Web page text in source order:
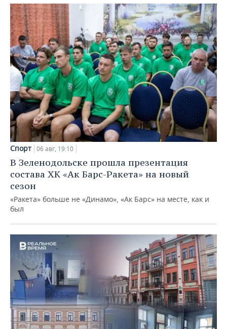
Спорт 06 авг, 19:10
В Зеленодольске прошла презентация
состава ХК «Ак Барс-Ракета» на новый
сезон
«Ракета» больше не «Динамо», «Ак Барс» на месте, как и
был